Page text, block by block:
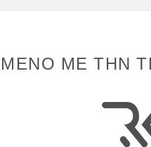
ΜΕ ΤΗΝ